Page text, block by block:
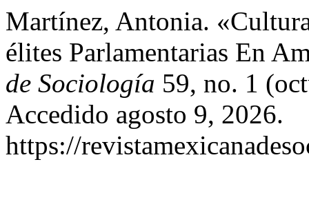
Martínez, Antonia.
élites Parlamentarias En
de Sociología 59, no. 1
Accedido agosto 9, 2026.
https://